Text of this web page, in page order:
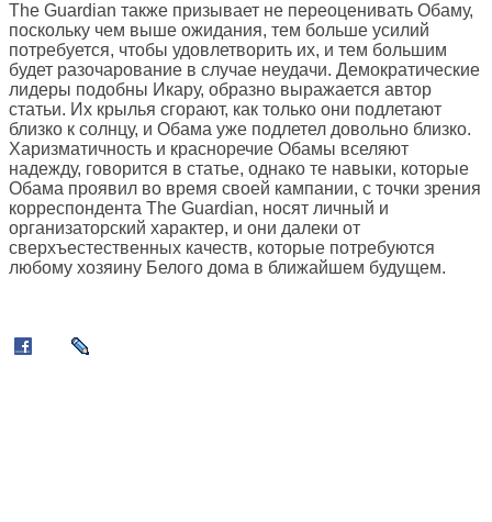
The Guardian также призывает не переоценивать Обаму,
поскольку чем выше ожидания, тем больше усилий
потребуется, чтобы удовлетворить их, и тем большим
будет разочарование в случае неудачи. Демократические
лидеры подобны Икару, образно выражается автор
статьи. Их крылья сгорают, как только они подлетают
близко к солнцу, и Обама уже подлетел довольно близко.
Харизматичность и красноречие Обамы вселяют
надежду, говорится в статье, однако те навыки, которые
Обама проявил во время своей кампании, с точки зрения
корреспондента The Guardian, носят личный и
организаторский характер, и они далеки от
сверхъестественных качеств, которые потребуются
любому хозяину Белого дома в ближайшем будущем.